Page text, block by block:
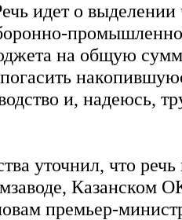
идет о
на общую
и, надеюсь,
уточнил, что
Казанском
премьер-